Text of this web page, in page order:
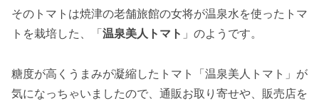
そのトマトは焼津の老舗旅館の女将が温泉水を使ったトマ
トを栽培した、「 温泉美人トマト 」のようです。
糖度が高くうまみが凝縮したトマト「温泉美人トマト」が
気になっちゃいましたので、通販お取り寄せや、販売店を